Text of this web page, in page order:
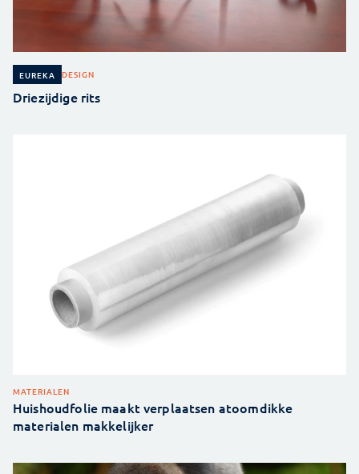
EUREKA DESIGN
Driezijdige rits
MATERIALEN
Huishoudfolie maakt verplaatsen atoomdikke
materialen makkelijker